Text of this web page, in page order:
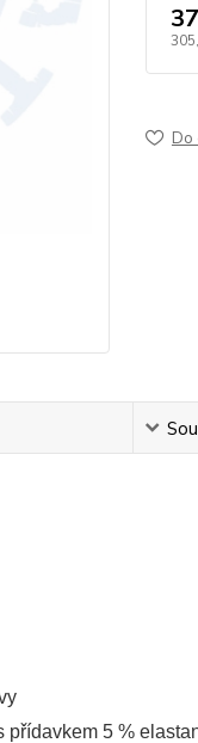
Do
přídavkem 5 %